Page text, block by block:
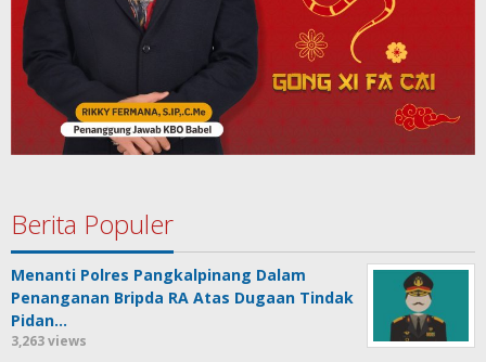
Berita Populer
Menanti Polres Pangkalpinang Dalam
Penanganan Bripda RA Atas Dugaan Tindak
Pidan…
3,263 views